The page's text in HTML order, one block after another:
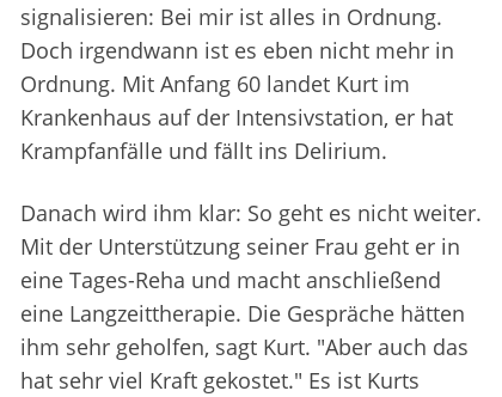
signalisieren: Bei mir ist alles in Ordnung.
Doch irgendwann ist es eben nicht mehr in
Ordnung. Mit Anfang 60 landet Kurt im
Krankenhaus auf der Intensivstation, er hat
Krampfanfälle und fällt ins Delirium.
Danach wird ihm klar: So geht es nicht weiter.
Mit der Unterstützung seiner Frau geht er in
eine Tages-Reha und macht anschließend
eine Langzeittherapie. Die Gespräche hätten
ihm sehr geholfen, sagt Kurt. "Aber auch das
hat sehr viel Kraft gekostet." Es ist Kurts